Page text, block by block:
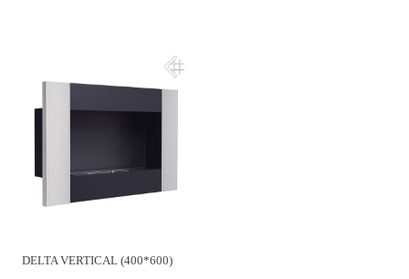
DELTA VERTICAL (400*600)